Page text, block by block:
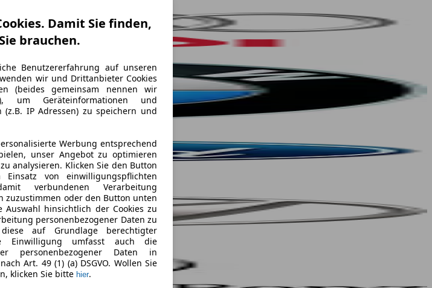
Damit Sie finden,
brauchen.
Benutzererfahrung auf unseren
wir und Drittanbieter Cookies
(beides gemeinsam nennen wir
um Geräteinformationen und
(z.B. IP Adressen) zu speichern und
Werbung entsprechend
unser Angebot zu optimieren
analysieren. Klicken Sie den Button
von einwilligungspflichten
verbundenen Verarbeitung
zuzustimmen oder den Button unten
hinsichtlich der Cookies zu
personenbezogener Daten zu
auf Grundlage berechtigter
Einwilligung umfasst auch die
personenbezogener Daten in
Art. 49 (1) (a) DSGVO. Wollen Sie
klicken Sie bitte hier.